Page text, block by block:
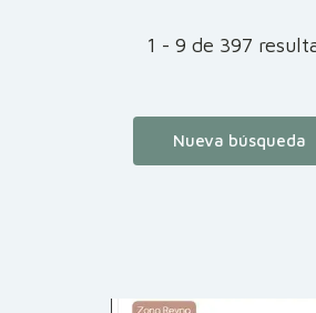
1 - 9 de 397
Nueva búsqueda